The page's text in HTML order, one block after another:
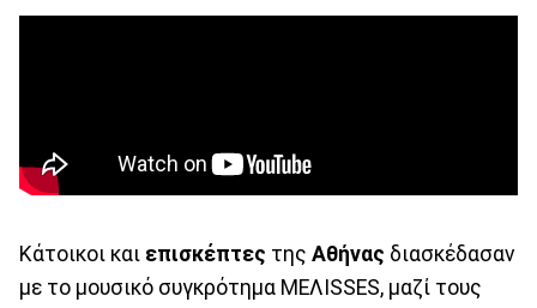
Κάτοικοι και επισκέπτες της Αθήνας διασκέδασαν
με το μουσικό συγκρότημα ΜΕΛΙSSES, μαζί τους